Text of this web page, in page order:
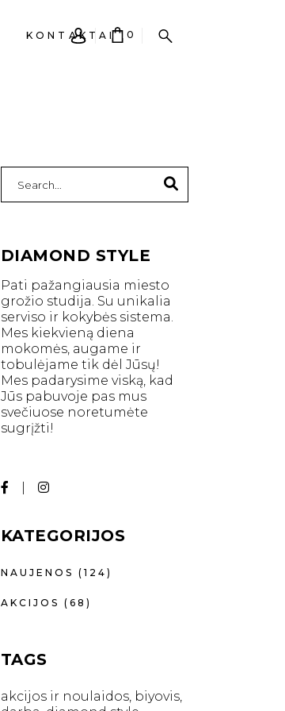
KONTAKTAI 0
for:
DIAMOND STYLE
Pati pažangiausia miesto
grožio studija. Su unikalia
serviso ir kokybės sistema.
Mes kiekvieną diena
mokomės, augame ir
tobulėjame tik dėl Jūsų!
Mes padarysime viską, kad
Jūs pabuvoje pas mus
svečiuose noretumėte
sugrįžti!
KATEGORIJOS
NAUJENOS (124)
AKCIJOS (68)
TAGS
akcijos ir noulaidos biyovis